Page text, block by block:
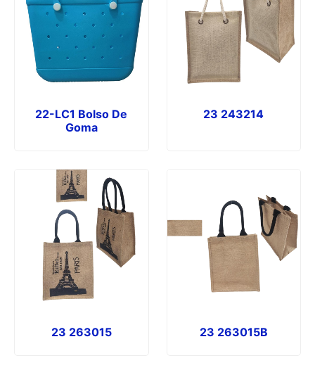
22-LC1 Bolso De
Goma
23 243214
23 263015 23 263015B